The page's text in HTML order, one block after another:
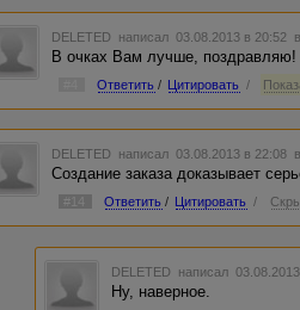
DELETED написал 03.08.2013 в 20:52
В очках Вам лучше, поздравляю!
Ответить / Цитировать /
DELETED написал 03.08.2013 в 22:08
Создание заказа доказывает
#14 Ответить / Цитировать /
DELETED написал
Ну, наверное.